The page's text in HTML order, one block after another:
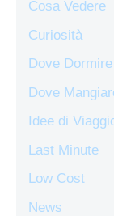
Cosa Vedere
Curiosità
Dove Dormire
Dove
Idee di
Last Minute
Low Cost
News